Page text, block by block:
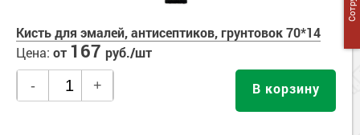
Кисть для эмалей, антисептиков, грунтовок 70*14
Цена: от 167 руб./шт
- + В корзину